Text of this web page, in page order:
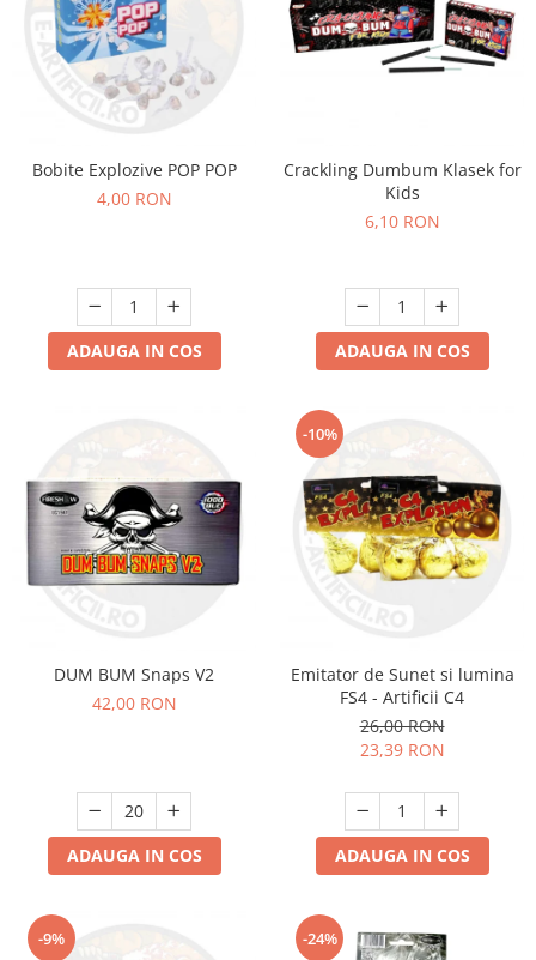
Bobite Explozive POP POP
4,00 RON
ADAUGA IN COS
Crackling Dumbum Klasek for
Kids
6,10 RON
ADAUGA IN COS
DUM BUM Snaps V2
42,00 RON
ADAUGA IN COS
-10%
Emitator de Sunet si lumina
FS4 - Artificii C4
26,00 RON
23,39 RON
ADAUGA IN COS
-9% -24%